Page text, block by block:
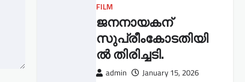
FILM
ജനനായകന്
സുപ്രീംകോടതിയി
ല്‍ തിരിച്ചടി.
admin January 15, 2026